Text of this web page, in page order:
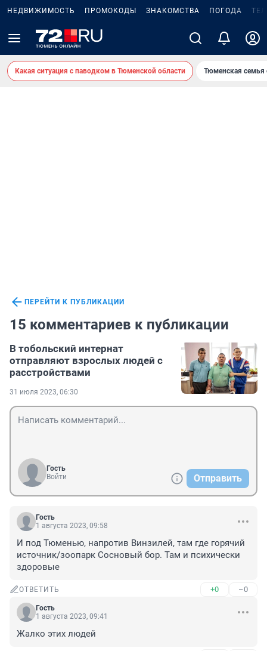
НЕДВИЖИМОСТЬ ПРОМОКОДЫ ЗНАКОМСТВА ПОГОДА
Какая ситуация с паводком в Тюменской области Тюменская семья
ПЕРЕЙТИ К ПУБЛИКАЦИИ
15 комментариев к публикации
В тобольский интернат
отправляют взрослых людей с
расстройствами
31 июля 2023, 06:30
Гость
Войти
Отправить
Гость
1 августа 2023, 09:58
И под Тюменью, напротив Винзилей, там где горячий
источник/зоопарк Сосновый бор. Там и психически
здоровые
ОТВЕТИТЬ +0 –0
Гость
1 августа 2023, 09:41
Жалко этих людей